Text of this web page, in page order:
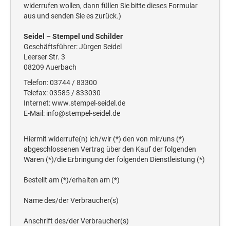
widerrufen wollen, dann füllen Sie bitte dieses Formular
aus und senden Sie es zurück.)
Seidel – Stempel und Schilder
Geschäftsführer: Jürgen Seidel
Leerser Str. 3
08209 Auerbach
Telefon: 03744 / 83300
Telefax: 03585 / 833030
Internet: www.stempel-seidel.de
E-Mail: info@stempel-seidel.de
Hiermit widerrufe(n) ich/wir (*) den von mir/uns (*)
abgeschlossenen Vertrag über den Kauf der folgenden
Waren (*)/die Erbringung der folgenden Dienstleistung (*)
Bestellt am (*)/erhalten am (*)
Name des/der Verbraucher(s)
Anschrift des/der Verbraucher(s)